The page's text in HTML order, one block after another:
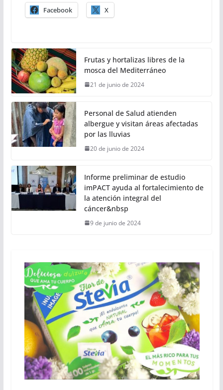
Facebook X
Frutas y hortalizas libres de la
mosca del Mediterráneo
21 de junio de 2024
Personal de Salud atienden
albergue y visitan áreas afectadas
por las lluvias
20 de junio de 2024
Informe preliminar de estudio
imPACT ayuda al fortalecimiento de
la atención integral del
cáncer&nbsp
9 de junio de 2024